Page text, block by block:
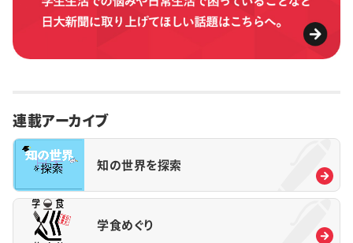
連載アーカイブ
知の世界を探索
学食めぐり